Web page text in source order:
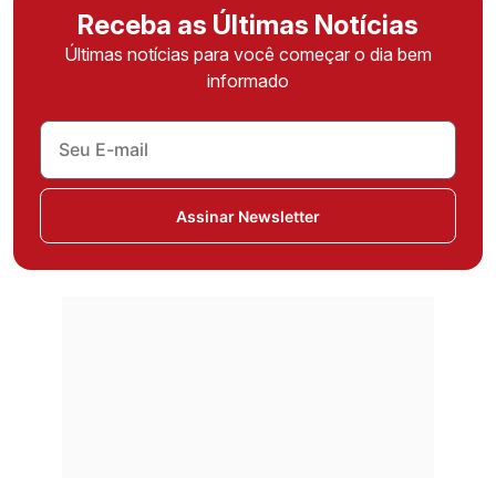
Receba as Últimas Notícias
Últimas notícias para você começar o dia bem
informado
Assinar Newsletter